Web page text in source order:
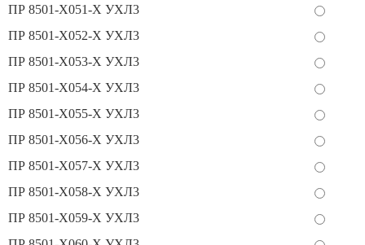
ПР 8501-Х051-Х УХЛ3
ПР 8501-Х052-Х УХЛ3
ПР 8501-Х053-Х УХЛ3
ПР 8501-Х054-Х УХЛ3
ПР 8501-Х055-Х УХЛ3
ПР 8501-Х056-Х УХЛ3
ПР 8501-Х057-Х УХЛ3
ПР 8501-Х058-Х УХЛ3
ПР 8501-Х059-Х УХЛ3